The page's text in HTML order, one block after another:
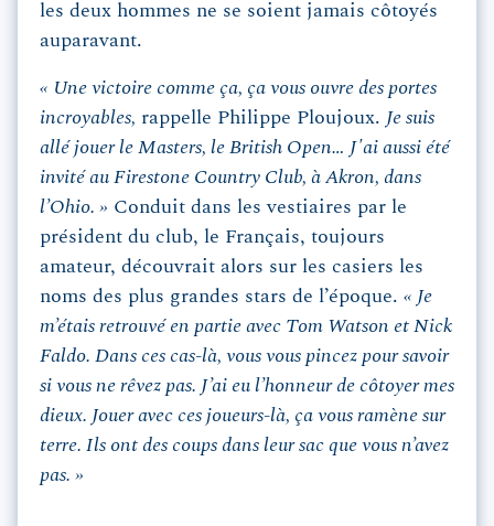
les deux hommes ne se soient jamais côtoyés
auparavant.
« Une victoire comme ça, ça vous ouvre des portes
incroyables, rappelle Philippe Ploujoux. Je suis
allé jouer le Masters, le British Open… J'ai aussi été
invité au Firestone Country Club, à Akron, dans
l’Ohio. » Conduit dans les vestiaires par le
président du club, le Français, toujours
amateur, découvrait alors sur les casiers les
noms des plus grandes stars de l’époque. « Je
m’étais retrouvé en partie avec Tom Watson et Nick
Faldo. Dans ces cas-là, vous vous pincez pour savoir
si vous ne rêvez pas. J’ai eu l’honneur de côtoyer mes
dieux. Jouer avec ces joueurs-là, ça vous ramène sur
terre. Ils ont des coups dans leur sac que vous n’avez
pas. »